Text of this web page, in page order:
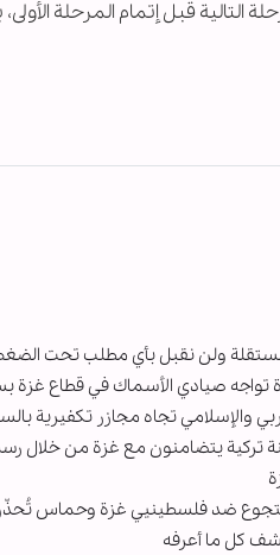
مستقلة ولن نقبل بأي مطلب تحت
صيادي الأسماك في قطاع غزة
والإسلامي تجاه مجازر تكفيرية
تركية يتضامنون مع غزة من خلال
ضد فلسطينيي غزة وحماس تُحذّر
كل ما أعرفه